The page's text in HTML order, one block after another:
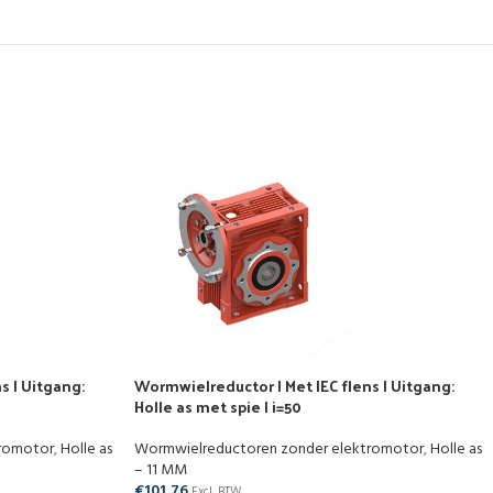
| Uitgang:
,Holle as
Wormwielreductor | Met IEC flens | Uitgang:
Holle as met spie | i=50
Wormwielreductoren zonder elektromotor,Holle as
– 11 MM